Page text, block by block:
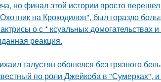
но финал этой истории просто
на Крокодилов", был гораздо
о с * ксуальных домогательствах и
реакция.
галустян обошелся без грязного
по роли Джейкоба в "Сумерках",